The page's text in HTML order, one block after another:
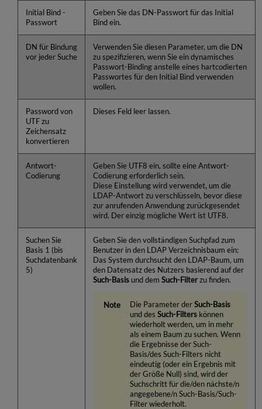
Initial Bind -
Passwort
Geben Sie das DN-Passwort für das Initial
Bind ein.
DN für Bindung
vor jeder Suche
Verwenden Sie diesen Parameter, um die DN
zu spezifizieren, wenn Sie ein dynamisches
Passwort-Binding anstelle eines hartcodierten
Passwortes für den Initial Bind verwenden
wollen.
Password von
UTF zu
Zeichensatz
konvertieren
Dieses Feld leer lassen.
Antwort-
Codierung
Geben Sie UTF8 ein, sollte eine Antwort-
Codierung erforderlich sein.
Diese Einstellung wird verwendet, um die
LDAP-Antwort zu verschlüsseln, bevor diese
zur anrufenden Anwendung zurückgesendet
wird. Der einzig mögliche Wert ist UTF8.
Suchen Sie
Basis 1 (bis
Suchdatenbank
5)
Geben Sie den vollständigen Suchpfad zum
Benutzer in den LDAP Verzeichnisbaum ein:
Das System durchsucht den LDAP-Baum, um
den Datensatz des Nutzers basierend auf der
Such-Basisund dem Such-Filterzu finden.
Die Parameter der Such-Basis
und des Such-Filterskönnen
wiederholt werden, um in mehr
als einem Baum zu suchen. Wenn
die Ergebnisse der Such-
Basis/des Such-Filters nicht
eindeutig (oder ein Ergebnis mit
der Größe Null) sind, wird der
Suchschritt für die/den nächste/n
angegebene/n Such-Basis/Such-
Filter wiederholt.